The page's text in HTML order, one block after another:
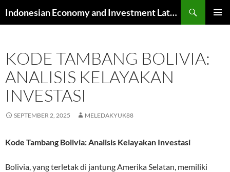
to
Indonesian Economy and Investment Latest News
KODE TAMBANG BOLIVIA:
ANALISIS KELAYAKAN
INVESTASI
SEPTEMBER 2, 2025 MELEDAKYUK88
Kode Tambang Bolivia: Analisis Kelayakan Investasi
Bolivia, yang terletak di jantung Amerika Selatan, memiliki